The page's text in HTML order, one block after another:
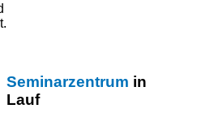
Seminarzentrum in
Lauf